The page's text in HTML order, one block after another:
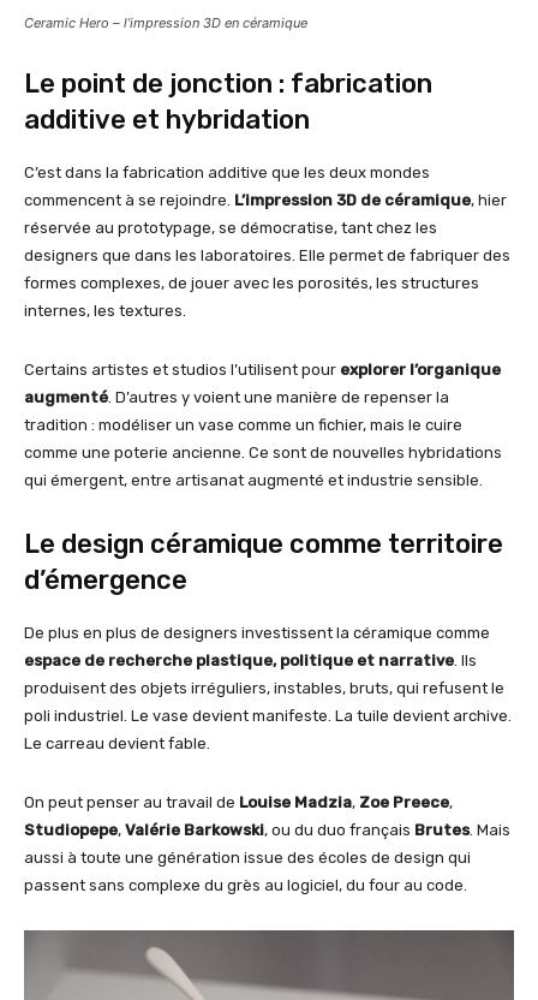
Ceramic Hero – l’impression 3D en céramique
Le point de jonction : fabrication
additive et hybridation
C’est dans la fabrication additive que les deux mondes
commencent à se rejoindre. L’impression 3D de céramique, hier
réservée au prototypage, se démocratise, tant chez les
designers que dans les laboratoires. Elle permet de fabriquer des
formes complexes, de jouer avec les porosités, les structures
internes, les textures.
Certains artistes et studios l’utilisent pour explorer l’organique
augmenté. D’autres y voient une manière de repenser la
tradition : modéliser un vase comme un fichier, mais le cuire
comme une poterie ancienne. Ce sont de nouvelles hybridations
qui émergent, entre artisanat augmenté et industrie sensible.
Le design céramique comme territoire
d’émergence
De plus en plus de designers investissent la céramique comme
espace de recherche plastique, politique et narrative. Ils
produisent des objets irréguliers, instables, bruts, qui refusent le
poli industriel. Le vase devient manifeste. La tuile devient archive.
Le carreau devient fable.
On peut penser au travail de Louise Madzia, Zoe Preece,
Studiopepe, Valérie Barkowski, ou du duo français Brutes. Mais
aussi à toute une génération issue des écoles de design qui
passent sans complexe du grès au logiciel, du four au code.